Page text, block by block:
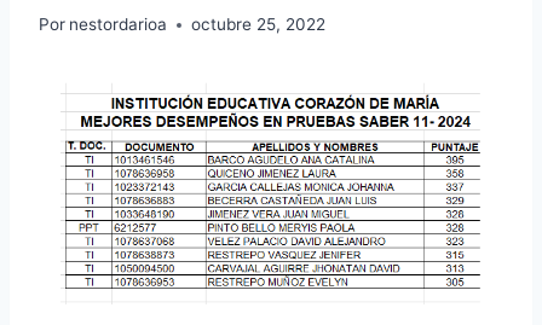
Por nestordarioa octubre 25, 2022